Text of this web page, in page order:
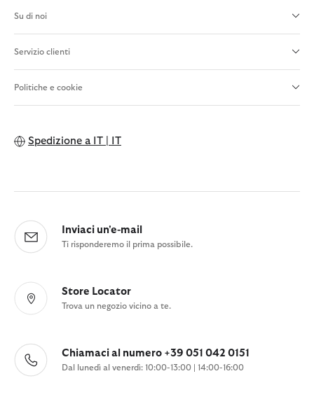
Su di noi
Servizio clienti
Politiche e cookie
Spedizione a IT | IT
Inviaci un'e-mail
Ti risponderemo il prima possibile.
Store Locator
Trova un negozio vicino a te.
Chiamaci al numero +39 051 042 0151
Dal lunedì al venerdì: 10:00-13:00 | 14:00-16:00